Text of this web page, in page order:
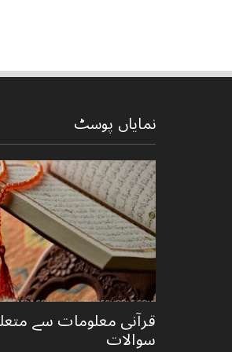
نمایاں پوسٹ
قرآنی ‏معلومات ‏سے
‏سوالات ‏